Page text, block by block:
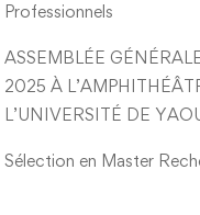
Professionnels
ASSEMBLÉE
2025 À
L’UNIVERSITÉ DE
Sélection en Master